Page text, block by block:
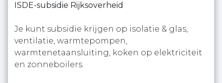
ISDE-subsidie Rijksoverheid
Je kunt subsidie krijgen op isolatie & glas,
ventilatie, warmtepompen,
warmtenetaansluiting, koken op elektriciteit
en zonneboilers.